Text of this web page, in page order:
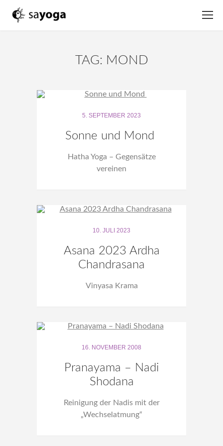
TAG: MOND
5. SEPTEMBER 2023
Sonne und Mond
Hatha Yoga – Gegensätze
vereinen
10. JULI 2023
Asana 2023 Ardha
Chandrasana
Vinyasa Krama
16. NOVEMBER 2008
Pranayama – Nadi
Shodana
Reinigung der Nadis mit der
„Wechselatmung“